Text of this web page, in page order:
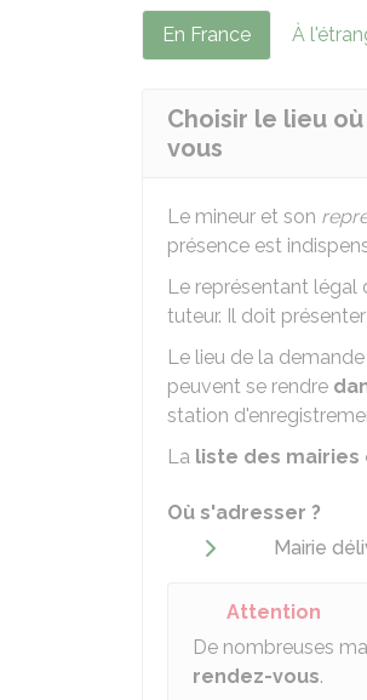
En France À
Choisir le lieu
vous
Le mineur et son
présence est
Le représentant légal
tuteur. Il doit
Le lieu de la
peuvent se rendre
station
La liste des mairies
Où s'adresser ?
Mairie
Attention
De nombreuses
rendez-vous.